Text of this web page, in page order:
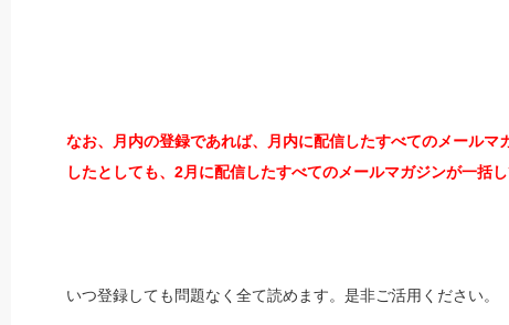
なお、月内の登録であれば、月内に配信したすべてのメール
したとしても、2月に配信したすべてのメールマガジンが一括
いつ登録しても問題なく全て読めます。是非ご活用ください。